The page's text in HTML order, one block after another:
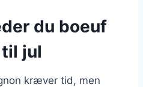
du boeuf
jul
kræver tid, men